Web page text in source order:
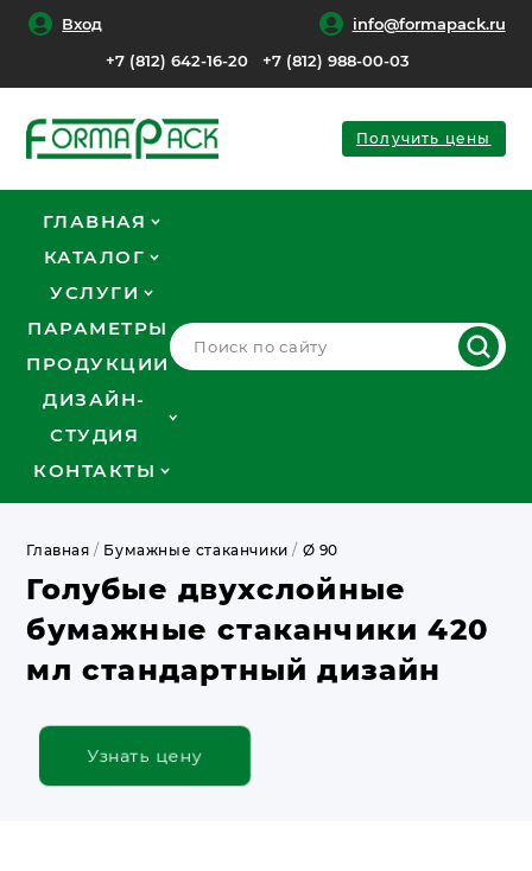
Вход
info@formapack.ru
+7 (812) 642-16-20
+7 (812) 988-00-03
Получить цены
ГЛАВНАЯ
КАТАЛОГ
УСЛУГИ
ПАРАМЕТРЫ
ПРОДУКЦИИ
ДИЗАЙН-
СТУДИЯ
КОНТАКТЫ
Главная / Бумажные стаканчики / Ø 90
Голубые двухслойные
бумажные стаканчики 420
мл стандартный дизайн
Узнать цену